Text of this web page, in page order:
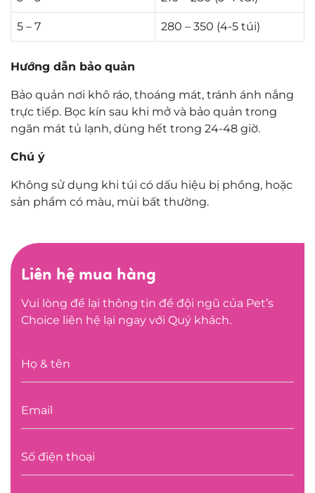
5 – 7 280 – 350 (4-5 túi)
Hướng dẫn bảo quản
Bảo quản nơi khô ráo, thoáng mát, tránh ánh nắng
trực tiếp. Bọc kín sau khi mở và bảo quản trong
ngăn mát tủ lạnh, dùng hết trong 24-48 giờ.
Chú ý
Không sử dụng khi túi có dấu hiệu bị phồng, hoặc
sản phẩm có màu, mùi bất thường.
Liên hệ mua hàng
Vui lòng để lại thông tin để đội ngũ của Pet’s
Choice liên hệ lại ngay với Quý khách.